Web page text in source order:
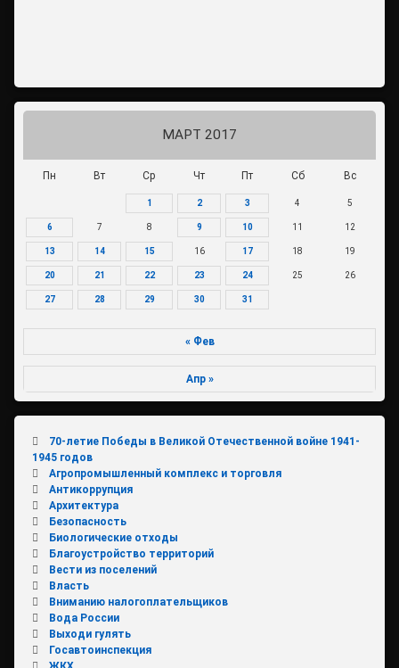
МАРТ 2017
Пн Вт Ср Чт Пт Сб Вс
1 2 3 4 5
6 7 8 9 10 11 12
13 14 15 16 17 18 19
20 21 22 23 24 25 26
27 28 29 30 31
« Фев
Апр »
70-летие Победы в Великой Отечественной войне 1941-
1945 годов
Агропромышленный комплекс и торговля
Антикоррупция
Архитектура
Безопасность
Биологические отходы
Благоустройство территорий
Вести из поселений
Власть
Вниманию налогоплательщиков
Вода России
Выходи гулять
Госавтоинспекция